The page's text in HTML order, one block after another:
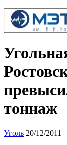
тоннаж
Уголь 20/12/2011